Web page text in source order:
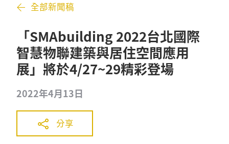
全部新聞稿
「SMAbuilding 2022台北國際
智慧物聯建築與居住空間應用
展」將於4/27~29精彩登場
2022年4月13日
分享